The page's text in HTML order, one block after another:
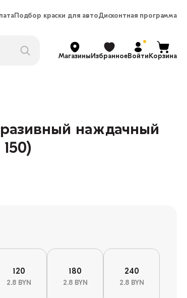
Подбор краски для автоДисконтная программа
МагазиныИзбранноеВойтиКорзина
наждачный
120
2.8 BYN
180
2.8 BYN
240
2.8 BYN